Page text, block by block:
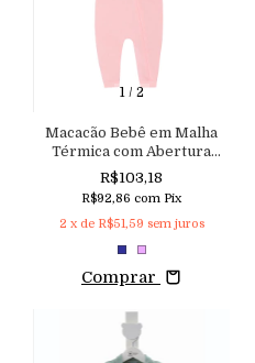
1/ 2
Macacão Bebê em Malha
Térmica com Abertura
Frontal de Zíper
R$103,18
R$92,86 com Pix
2 x de R$51,59 sem juros
Comprar